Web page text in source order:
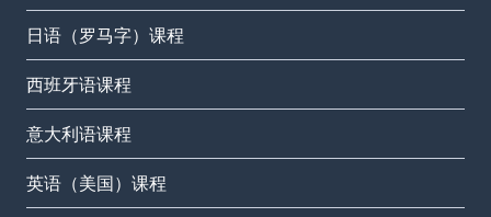
日语（罗马字）课程
西班牙语课程
意大利语课程
英语（美国）课程